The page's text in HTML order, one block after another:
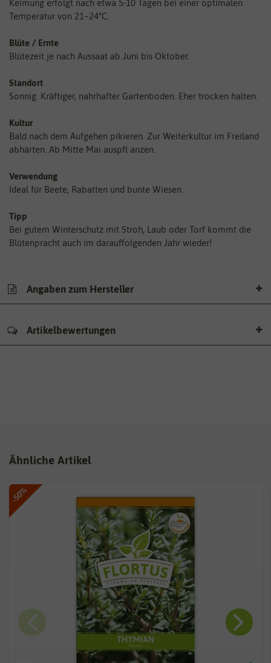
Keimung erfolgt nach etwa 5-10 Tagen bei einer optimalen
Temperatur von 21–24°C.
Blüte / Ernte
Blütezeit je nach Aussaat ab Juni bis Oktober.
Standort
Sonnig. Kräftiger, nahrhafter Gartenboden. Eher trocken halten.
Kultur
Bald nach dem Aufgehen pikieren. Zur Weiterkultur im Freiland
abhärten. Ab Mitte Mai auspfl anzen.
Verwendung
Ideal für Beete, Rabatten und bunte Wiesen.
Tipp
Bei gutem Winterschutz mit Stroh, Laub oder Torf kommt die
Blütenpracht auch im darauffolgenden Jahr wieder!
Angaben zum Hersteller
Artikelbewertungen
Ähnliche Artikel
-50%